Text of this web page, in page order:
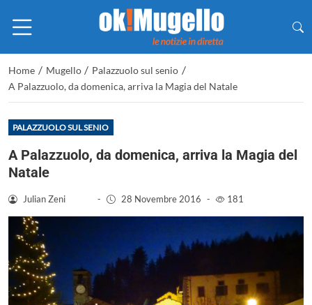
Home / Mugello / Palazzuolo sul senio /
A Palazzuolo, da domenica, arriva la Magia del Natale
PALAZZUOLO SUL SENIO
A Palazzuolo, da domenica, arriva la Magia del
Natale
Julian Zeni - 28 Novembre 2016 - 181